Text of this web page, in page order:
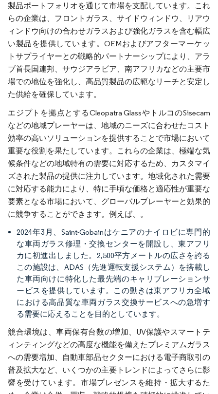
製品ポートフォリオを通じて市場を支配しています。これ
らの企業は、フロントガラス、サイドウィンドウ、リアウ
ィンドウ向けの合わせガラスおよび強化ガラスを含む幅広
い製品を提供しています。OEMおよびアフターマーケッ
トサプライヤーとの戦略的パートナーシップにより、アラ
ブ首長国連邦、サウジアラビア、南アフリカなどの主要市
場での地位を強化し、高品質製品の広範なリーチと安定し
た供給を確保しています。
エジプトを拠点とするCleopatra GlassやトルコのSisecam
などの地域プレーヤーは、地域のニーズに合わせたコスト
効率の高いソリューションを提供することで市場において
重要な役割を果たしています。これらの企業は、極端な気
候条件などの地域特有の需要に対応するため、カスタマイ
ズされた製品の提供に注力しています。地域化された需要
に対応する能力により、特に手頃な価格と適応性が重要な
要素となる市場において、グローバルプレーヤーと効果的
に競争することができます。例えば、。
2024年3月、Saint-Gobainはケニアのナイロビに専門的
な車両ガラス修理・交換センターを開設し、東アフリ
カに初進出しました。2,500平方メートルの広さを誇る
この施設は、ADAS（先進運転支援システム）を搭載し
た車両向けに特化した最先端のキャリブレーションサ
ービスを提供しています。この動きは東アフリカ全域
における高品質な車両ガラス交換サービスへの急増す
る需要に応えることを目的としています。
競合環境は、車両保有台数の増加、UV保護やスマートテ
ィンティングなどの高度な機能を備えたプレミアムガラス
への需要増加、自動車部品セクターにおける電子商取引の
普及拡大など、いくつかの主要トレンドによってさらに影
響を受けています。市場プレゼンスを維持・拡大するた